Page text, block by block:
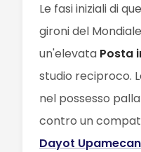
Le fasi iniziali di
gironi del
un'elevata Posta
studio reciproco.
nel possesso
contro un
Dayot